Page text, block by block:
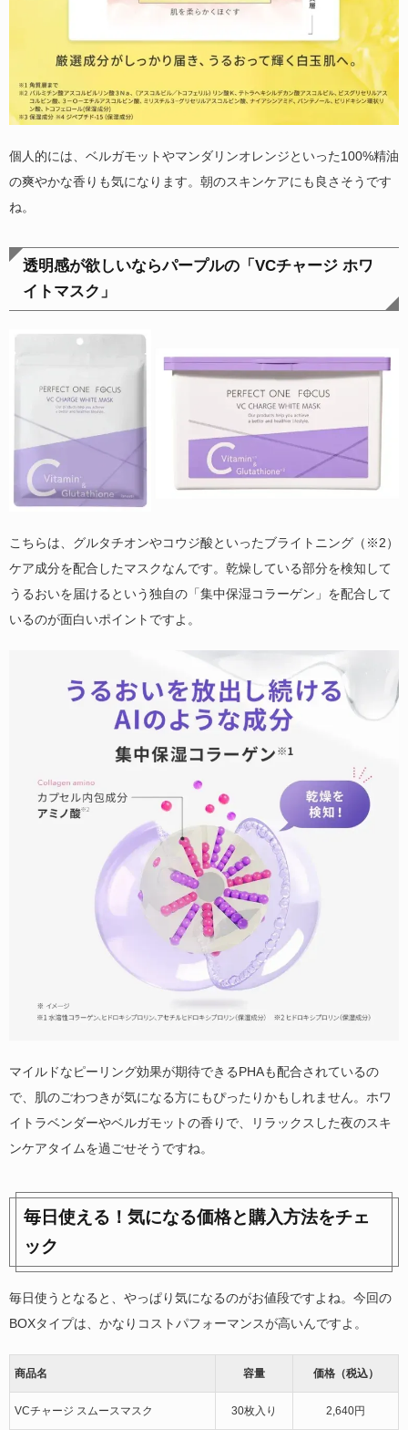
個人的には、ベルガモットやマンダリンオレンジといった100%精油
の爽やかな香りも気になります。朝のスキンケアにも良さそうです
ね。
透明感が欲しいならパープルの「VCチャージ ホワ
イトマスク」
こちらは、グルタチオンやコウジ酸といったブライトニング（※2）
ケア成分を配合したマスクなんです。乾燥している部分を検知して
うるおいを届けるという独自の「集中保湿コラーゲン」を配合して
いるのが面白いポイントですよ。
マイルドなピーリング効果が期待できるPHAも配合されているの
で、肌のごわつきが気になる方にもぴったりかもしれません。ホワ
イトラベンダーやベルガモットの香りで、リラックスした夜のスキ
ンケアタイムを過ごせそうですね。
毎日使える！気になる価格と購入方法をチェ
ック
毎日使うとなると、やっぱり気になるのがお値段ですよね。今回の
BOXタイプは、かなりコストパフォーマンスが高いんですよ。
商品名 容量 価格（税込）
VCチャージ スムースマスク 30枚入り 2,640円